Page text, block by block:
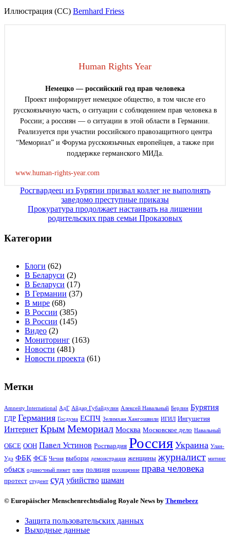
Иллюстрация (CC) Bernhard Friess
Human Rights Year
Немецко — российский год прав человека
Проект информирует немецкое общество, в том числе его
русскоязычную часть, о ситуации с соблюдением прав человека в
России; а россиян — о ситуации в этой области в Германии.
Реализуется при участии российского правозащитного центра
“Мемориал” и Форума русскоязычных европейцев, а также при
поддержке германского МИДа.
www.human-rights-year.com
Навигация
записям
Росгвардеец из Бурятии призвал коллег не выполнять
заведомо преступные приказы
Прокуратура продолжает настаивать на лишении
родительских прав семьи Проказовых
Категории
Блоги (62)
В Беларуси (2)
В Беларуси (17)
В Германии (37)
В мире (68)
В России (385)
В России (145)
Видео (2)
Мониторинг (163)
Новости (481)
Новости проекта (61)
Метки
Amnesty International АдГ Айдар Губайдулин Алексей Навальный Берлин Бурятия
ГДР Германия Госдума ЕСПЧ Зелимхан Хангошвили ИГИЛ Ингушетия
Интернет Крым Мемориал Москва Московское дело Навальный
ОБСЕ ООН Павел Устинов Росгвардия Россия Украина Улан-
Удэ ФБК ФСБ Чечня выборы демонстрация женщины журналист митинг
обыск одиночный пикет плен полиция похищение права человека
протест студент суд убийство шаман
© Europäischer Menschenrechtsdialog Royale News by Themebeez
Защита пользовательских данных
Выходные данные